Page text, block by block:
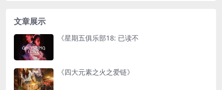
文章展示
《星期五俱乐部18: 已读不
《四大元素之火之爱链》